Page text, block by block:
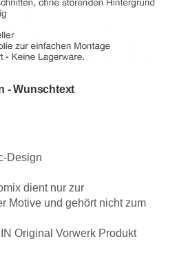
- Wunschtext
Design
dient nur zur
Motive und gehört nicht zum
Original Vorwerk Produkt